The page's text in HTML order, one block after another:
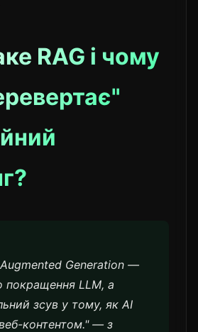
RAG і чому
Generation —
покращення LLM, а
зсув у тому, як AI
контентом." — з